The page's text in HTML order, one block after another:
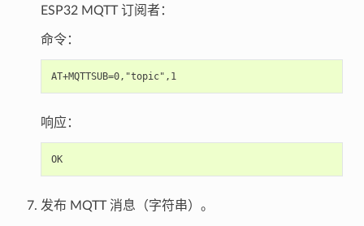
ESP32 MQTT 订阅者：
命令：
AT+MQTTSUB=0,"topic",1
响应：
OK
发布 MQTT 消息（字符串）。